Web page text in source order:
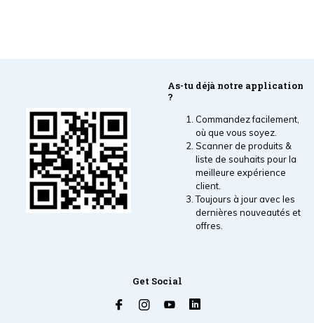
As-tu déjà notre application
?
Commandez facilement,
où que vous soyez.
Scanner de produits &
liste de souhaits pour la
meilleure expérience
client.
Toujours à jour avec les
dernières nouveautés et
offres.
Get Social